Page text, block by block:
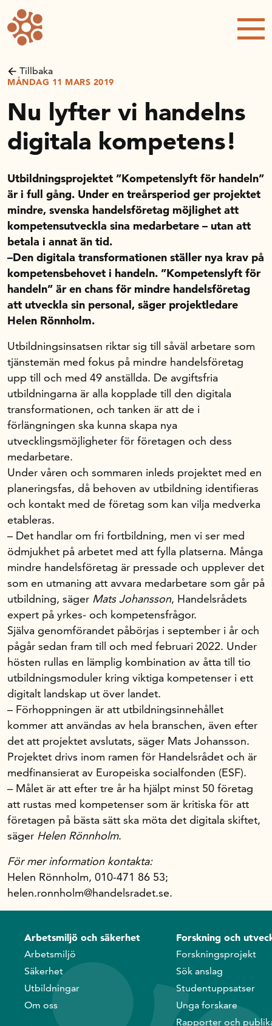
Forskning och utveckling
Kompetens och omställning
Kalender
Handelsrådet Play
Om oss
Handelsfakta.se
In English
Tillbaka
MÅNDAG 11 MARS 2019
Nu lyfter vi handelns
digitala kompetens!
Utbildningsprojektet ”Kompetenslyft för handeln”
är i full gång. Under en treårsperiod ger projektet
mindre, svenska handelsföretag möjlighet att
kompetensutveckla sina medarbetare – utan att
betala i annat än tid.
–Den digitala transformationen ställer nya krav på
kompetensbehovet i handeln. ”Kompetenslyft för
handeln” är en chans för mindre handelsföretag
att utveckla sin personal, säger projektledare
Helen Rönnholm.
Utbildningsinsatsen riktar sig till såväl arbetare som
tjänstemän med fokus på mindre handelsföretag
upp till och med 49 anställda. De avgiftsfria
utbildningarna är alla kopplade till den digitala
transformationen, och tanken är att de i
förlängningen ska kunna skapa nya
utvecklingsmöjligheter för företagen och dess
medarbetare.
Under våren och sommaren inleds projektet med en
planeringsfas, då behoven av utbildning identifieras
och kontakt med de företag som kan vilja medverka
etableras.
– Det handlar om fri fortbildning, men vi ser med
ödmjukhet på arbetet med att fylla platserna. Många
mindre handelsföretag är pressade och upplever det
som en utmaning att avvara medarbetare som går på
utbildning, säger Mats Johansson, Handelsrådets
expert på yrkes- och kompetensfrågor.
Själva genomförandet påbörjas i september i år och
pågår sedan fram till och med februari 2022. Under
hösten rullas en lämplig kombination av åtta till tio
utbildningsmoduler kring viktiga kompetenser i ett
digitalt landskap ut över landet.
– Förhoppningen är att utbildningsinnehållet
kommer att användas av hela branschen, även efter
det att projektet avslutats, säger Mats Johansson.
Projektet drivs inom ramen för Handelsrådet och är
medfinansierat av Europeiska socialfonden (ESF).
– Målet är att efter tre år ha hjälpt minst 50 företag
att rustas med kompetenser som är kritiska för att
företagen på bästa sätt ska möta det digitala skiftet,
säger Helen Rönnholm.
För mer information kontakta:
Helen Rönnholm, 010-471 86 53;
helen.ronnholm@handelsradet.se.
Arbetsmiljö och säkerhet
Arbetsmiljö
Säkerhet
Utbildningar
Om oss
Forskning och
Forskningsprojekt
Sök anslag
Studentuppsatser
Unga forskare
Rapporter och